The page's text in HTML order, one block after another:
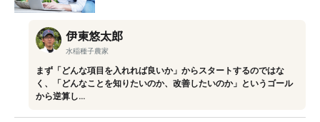
伊東悠太郎
水稲種子農家
まず「どんな項目を入れれば良いか」からスタートするのではな
く、「どんなことを知りたいのか、改善したいのか」というゴール
から逆算し…